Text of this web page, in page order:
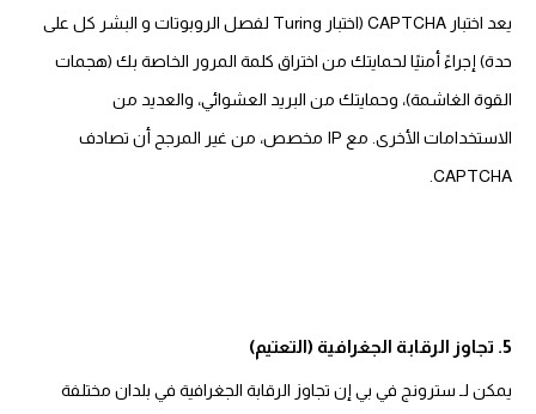
يعد اختبار CAPTCHA (اختبار Turing لفصل الروبوتات و البشر كل على
حدة) إجراءً أمنيًا لحمايتك من اختراق كلمة المرور الخاصة بك (هجمات
القوة الغاشمة)، وحمايتك من البريد العشوائي، والعديد من
الاستخدامات الأخرى. مع IP مخصص، من غير المرجح أن تصادف
CAPTCHA.
5. تجاوز الرقابة الجغرافية (التعتيم)
يمكن لـ سترونج في بي إن تجاوز الرقابة الجغرافية في بلدان مختلفة